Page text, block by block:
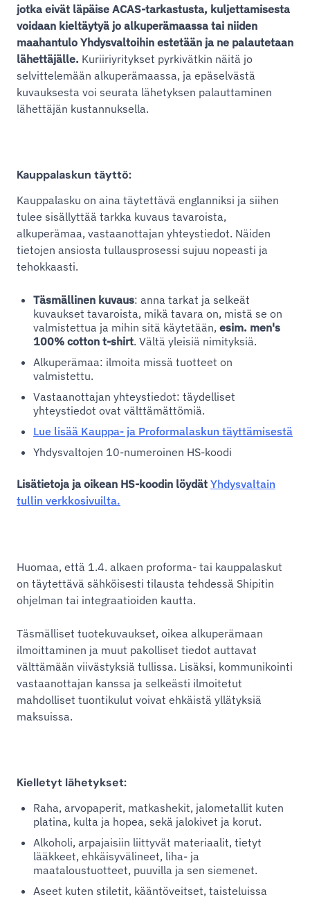
jotka eivät läpäise ACAS-tarkastusta, kuljettamisesta
voidaan kieltäytyä jo alkuperämaassa tai niiden
maahantulo Yhdysvaltoihin estetään ja ne palautetaan
lähettäjälle. Kuriiriyritykset pyrkivätkin näitä jo
selvittelemään alkuperämaassa, ja epäselvästä
kuvauksesta voi seurata lähetyksen palauttaminen
lähettäjän kustannuksella.
Kauppalaskun täyttö:
Kauppalasku on aina täytettävä englanniksi ja siihen
tulee sisällyttää tarkka kuvaus tavaroista,
alkuperämaa, vastaanottajan yhteystiedot. Näiden
tietojen ansiosta tullausprosessi sujuu nopeasti ja
tehokkaasti.
Täsmällinen kuvaus: anna tarkat ja selkeät
kuvaukset tavaroista, mikä tavara on, mistä se on
valmistettua ja mihin sitä käytetään, esim. men's
100% cotton t-shirt. Vältä yleisiä nimityksiä.
Alkuperämaa: ilmoita missä tuotteet on
valmistettu.
Vastaanottajan yhteystiedot: täydelliset
yhteystiedot ovat välttämättömiä.
Lue lisää Kauppa- ja Proformalaskun täyttämisestä
Yhdysvaltojen 10-numeroinen HS-koodi
Lisätietoja ja oikean HS-koodin löydät Yhdysvaltain
tullin verkkosivuilta.
Huomaa, että 1.4. alkaen proforma- tai kauppalaskut
on täytettävä sähköisesti tilausta tehdessä Shipitin
ohjelman tai integraatioiden kautta.
Täsmälliset tuotekuvaukset, oikea alkuperämaan
ilmoittaminen ja muut pakolliset tiedot auttavat
välttämään viivästyksiä tullissa. Lisäksi, kommunikointi
vastaanottajan kanssa ja selkeästi ilmoitetut
mahdolliset tuontikulut voivat ehkäistä yllätyksiä
maksuissa.
Kielletyt lähetykset:
Raha, arvopaperit, matkashekit, jalometallit kuten
platina, kulta ja hopea, sekä jalokivet ja korut.
Alkoholi, arpajaisiin liittyvät materiaalit, tietyt
lääkkeet, ehkäisyvälineet, liha- ja
maataloustuotteet, puuvilla ja sen siemenet.
Aseet kuten stiletit, kääntöveitset, taisteluissa